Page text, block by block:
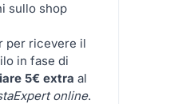
sullo shop
per ricevere il
in fase di
5€ extra al
online.